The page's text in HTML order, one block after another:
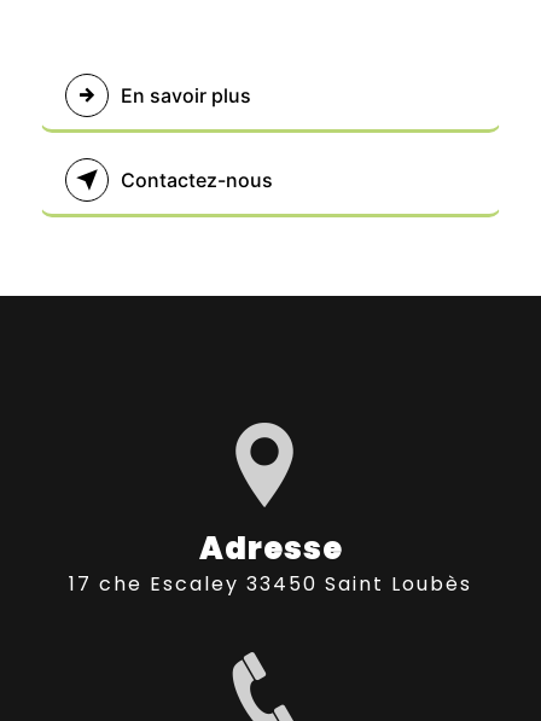
En savoir plus
Contactez-nous
Adresse
17 che Escaley 33450 Saint Loubès